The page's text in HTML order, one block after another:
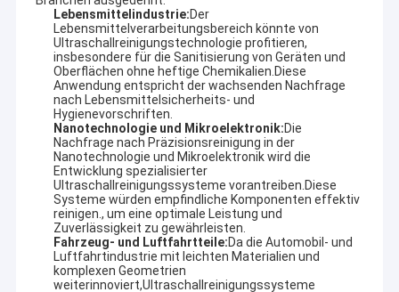
Lebensmittelindustrie:Der
Lebensmittelverarbeitungsbereich könnte von
Ultraschallreinigungstechnologie profitieren,
insbesondere für die Sanitisierung von Geräten und
Oberflächen ohne heftige Chemikalien.Diese
Anwendung entspricht der wachsenden Nachfrage
nach Lebensmittelsicherheits- und
Hygienevorschriften.
Nanotechnologie und Mikroelektronik:Die
Nachfrage nach Präzisionsreinigung in der
Nanotechnologie und Mikroelektronik wird die
Entwicklung spezialisierter
Ultraschallreinigungssysteme vorantreiben.Diese
Systeme würden empfindliche Komponenten effektiv
reinigen., um eine optimale Leistung und
Zuverlässigkeit zu gewährleisten.
Fahrzeug- und Luftfahrtteile:Da die Automobil- und
Luftfahrtindustrie mit leichten Materialien und
komplexen Geometrien
weiterinnoviert,Ultraschallreinigungssysteme